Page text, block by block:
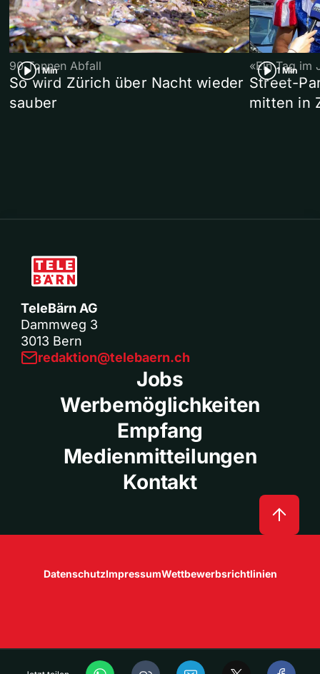
1 Min
90 Tonnen Abfall
So wird Zürich über Nacht wieder
sauber
1 Min
«Ein Tag im
Street-
mitten in
TeleBärn AG
Dammweg 3
3013 Bern
redaktion@telebaern.ch
Jobs
Werbemöglichkeiten
Empfang
Medienmitteilungen
Kontakt
DatenschutzImpressumWettbewerbsrichtlinien